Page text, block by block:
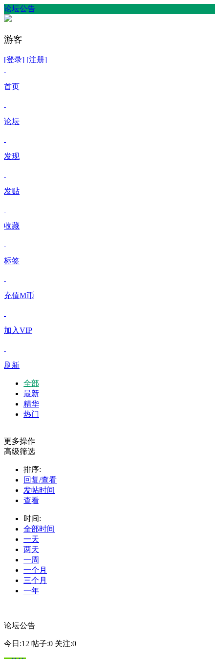
论坛公告
游客
[登录] [注册]
首页
论坛
发现
发贴
收藏
标签
充值M币
加入VIP
刷新
全部
最新
精华
热门
更多操作
高级筛选
排序:
回复/查看
发帖时间
查看
时间:
全部时间
一天
两天
一周
一个月
三个月
一年
论坛公告
今日:12 帖子:0 关注:0